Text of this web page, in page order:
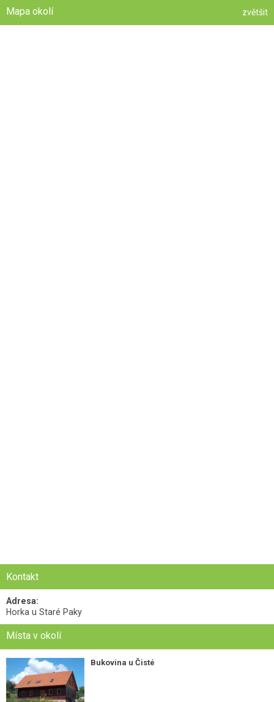
Mapa okolí zvětšit
Kontakt
Adresa:
Horka u Staré Paky
Místa v okolí
Bukovina u Čisté